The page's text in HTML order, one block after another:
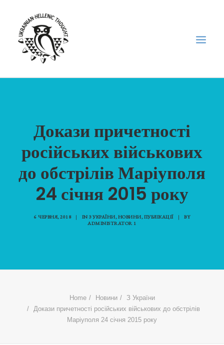
ГОЛОДОМОР
ФОРУМ УКРАЇНСЬКОЇ ДІАСПОРИ В ГРЕЦІЇ
“ВІСНИК”/”ΑΓΓΕΛΙΑΦΌΡΟΣ”
SEARCH
Докази причетності
російських військових
до обстрілів Маріуполя
24 січня 2015 року
6 ЧЕРВНЯ, 2018 | IN З УКРАЇНИ,НОВИНИ,ПУБЛІКАЦІЇ |
BY
ADMINISTRATOR 1
Home Новини
З України
Докази причетності російських військових до обстрілів
Маріуполя 24 січня 2015 року